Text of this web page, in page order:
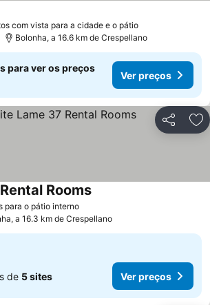
com vista para a cidade e o pátio
Bolonha, a 16.6 km de Crespellano
para ver os preços
Ver preços
Partilhar
para o pátio interno
Rooms
a 16.3 km de Crespellano
de 5 sites Ver preços